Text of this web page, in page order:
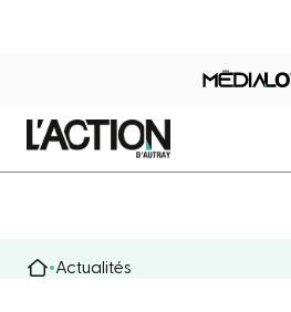
Actualités